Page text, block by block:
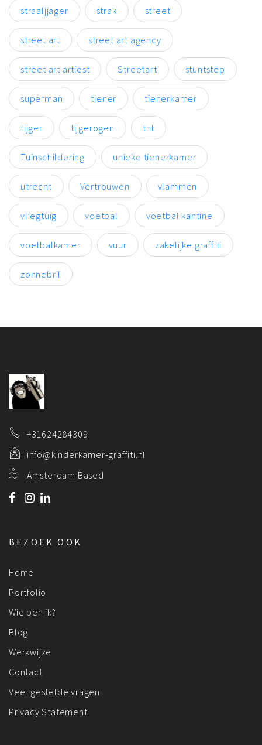
straaljjager strak street
street art street art agency
street art artiest Streetart stuntstep
superman tiener tienerkamer
tijger tijgerogen tnt
Tuinschildering unieke tienerkamer
utrecht Vertrouwen vlammen
vliegtuig voetbal voetbal kantine
voetbalkamer vuur zakelijke graffiti
zonnebril
+31624284309
info@kinderkamer-graffiti.nl
Amsterdam Based
BEZOEK OOK
Home
Portfolio
Wie ben ik?
Blog
Werkwijze
Contact
Veel gestelde vragen
Privacy Statement